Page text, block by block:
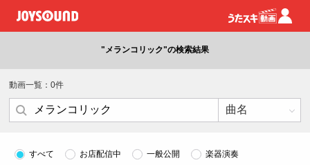
"メランコリック"の検索結果
動画一覧：0件
すべて お店配信中 一般公開 楽器演奏